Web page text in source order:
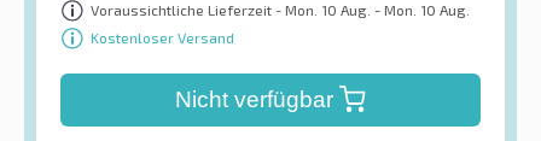
Voraussichtliche Lieferzeit - Mon. 10 Aug. - Mon. 10 Aug.
Kostenloser Versand
Nicht verfügbar